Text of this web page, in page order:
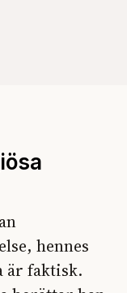
hennes
är faktisk.